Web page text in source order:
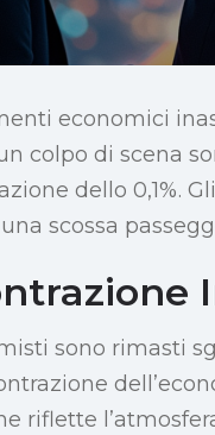
economici
colpo di scena
dello 0,1%.
scossa
sono rimasti
riflette